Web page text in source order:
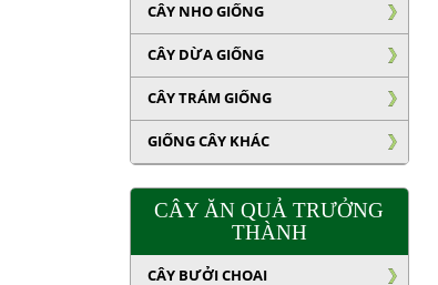
CÂY NHO GIỐNG
CÂY DỪA GIỐNG
CÂY TRÁM GIỐNG
GIỐNG CÂY KHÁC
CÂY ĂN QUẢ TRƯỞNG
THÀNH
CÂY BƯỞI CHOAI